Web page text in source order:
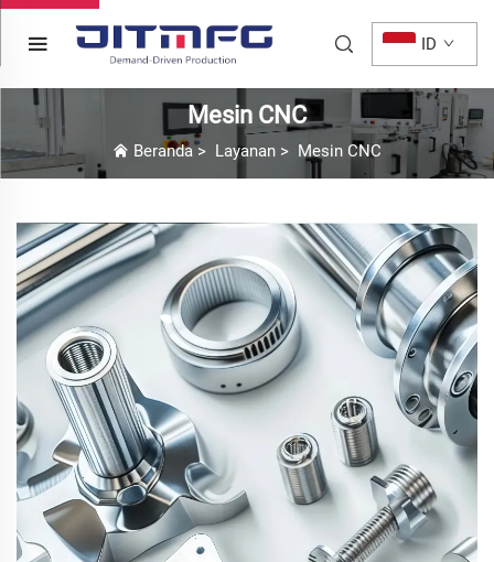
ID
Mesin CNC
Beranda> Layanan > Mesin CNC